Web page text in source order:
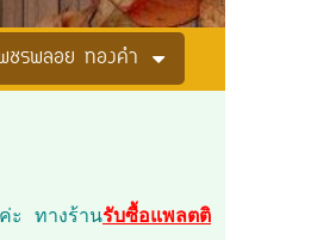
ชรพลอย ทองคำ
ะ ทางร้านรับซื้อแพลตติ